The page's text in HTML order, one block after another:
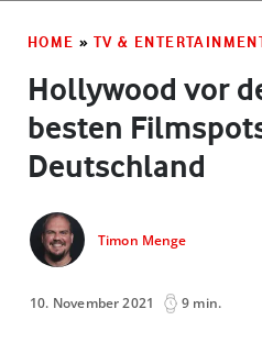
HOME » TV &
Hollywood vor
besten
Deutschland
Timon Menge
10. November 2021 9 min.